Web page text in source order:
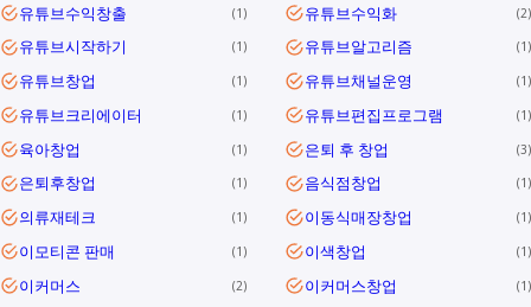
유튜브수익창출 1 유튜브수익화 2
유튜브시작하기 1 유튜브알고리즘 1
유튜브창업 1 유튜브채널운영 1
유튜브크리에이터 1 유튜브편집프로그램 1
육아창업 1 은퇴 후 창업 3
은퇴후창업 1 음식점창업 1
의류재테크 1 이동식매장창업 1
이모티콘 판매 1 이색창업 1
이커머스 2 이커머스창업 1